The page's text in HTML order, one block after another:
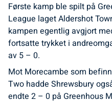
Første kamp ble spilt på
League laget Aldershot
kampen egentlig avgjort
fortsatte trykket i
av 5 – 0.
Mot Morecambe som
Two hadde Shrewsbury
endte 2 – 0 på Greenhous